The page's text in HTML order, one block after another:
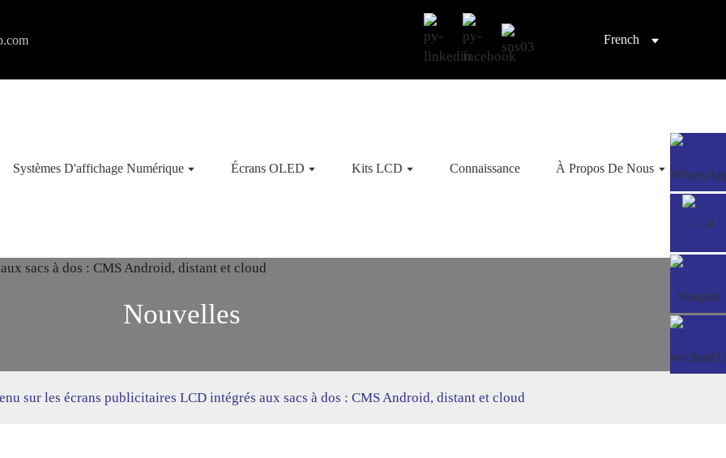
French
Systèmes D'affichage Numérique Écrans OLED Kits LCD Connaissance À Propos De Nous
Nouvelles
sur les écrans publicitaires LCD intégrés aux sacs à dos : CMS Android, distant et cloud